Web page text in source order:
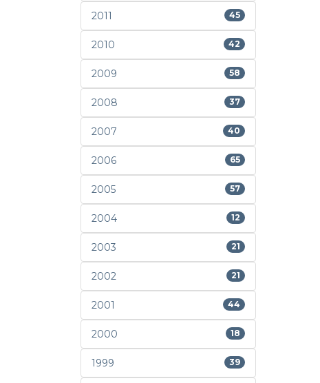
2011 45
2010 42
2009 58
2008 37
2007 40
2006 65
2005 57
2004 12
2003 21
2002 21
2001 44
2000 18
1999 39